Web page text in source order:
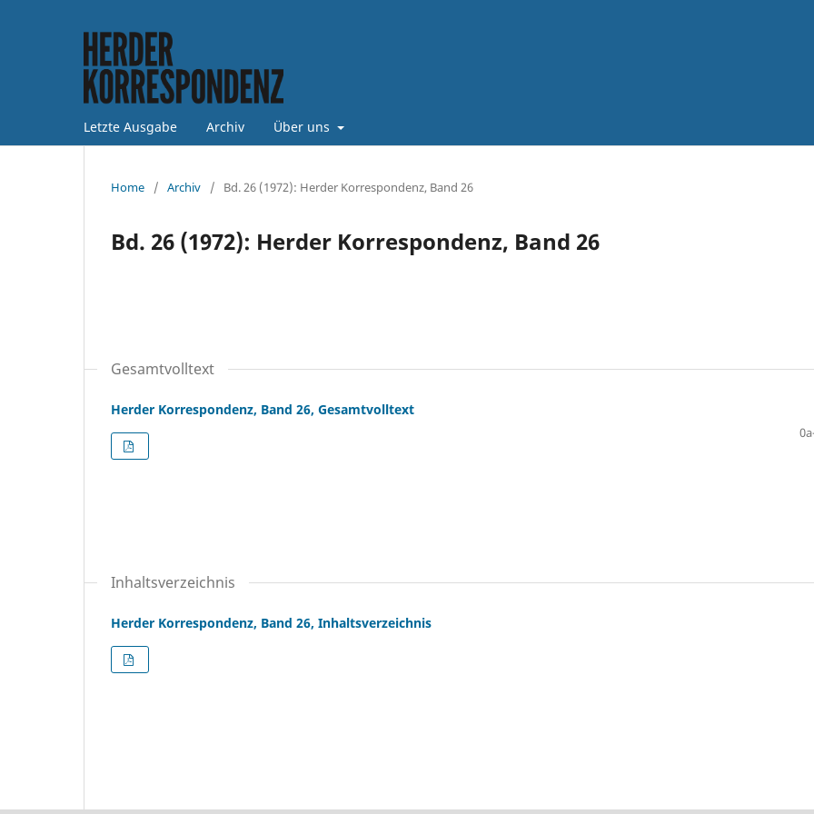
Letzte Ausgabe Archiv Über uns
Home / Archiv / Bd. 26 (1972): Herder Korrespondenz, Band 26
Bd. 26 (1972): Herder Korrespondenz, Band 26
Gesamtvolltext
Herder Korrespondenz, Band 26, Gesamtvolltext
Inhaltsverzeichnis
Herder Korrespondenz, Band 26, Inhaltsverzeichnis